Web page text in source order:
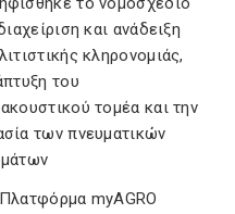
και ανάδειξη
κληρονομιάς,
του
τομέα και την
των πνευματικών
myAGRO